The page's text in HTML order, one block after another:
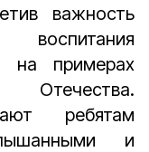
важность
на примерах
Отечества.
ребятам
и